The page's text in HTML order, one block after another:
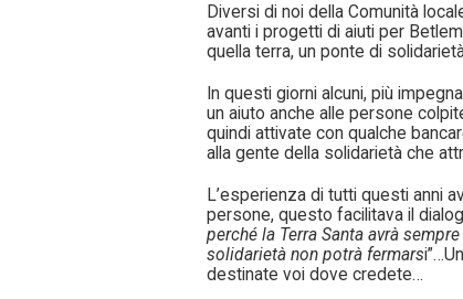
Diversi di noi della Comunità
avanti i progetti di aiuti per
quella terra, un ponte di
In questi giorni alcuni, più
un aiuto anche alle persone
quindi attivate con qualche
alla gente della solidarietà che
L’esperienza di tutti questi anni
persone, questo facilitava il
perché la Terra Santa avrà
solidarietà non potrà fermars
destinate voi dove credete…